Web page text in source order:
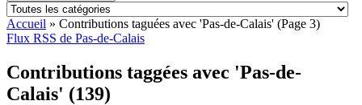
Accueil » Contributions taguées avec 'Pas-de-Calais' (Page 3)
Flux RSS de Pas-de-Calais
Contributions taggées avec 'Pas-de-
Calais' (139)